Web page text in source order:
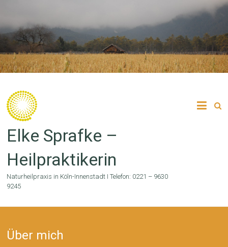
springen
Elke Sprafke –
Heilpraktikerin
Naturheilpraxis in Köln-Innenstadt I Telefon: 0221 – 9630
9245
Über mich